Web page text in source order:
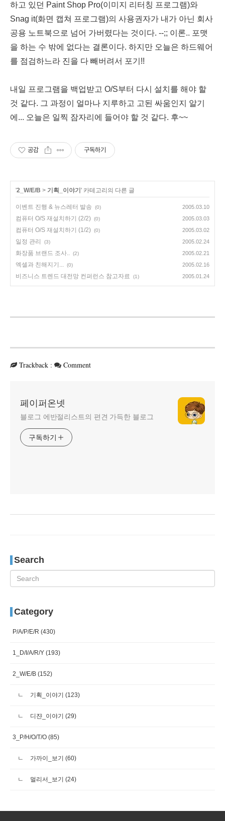
하고 있던 Paint Shop Pro(이미지 리터칭 프로그램)와
Snag it(화면 캡쳐 프로그램)의 사용권자가 내가 아닌 회사
공용 노트북으로 넘어 가버렸다는 것이다. --;; 이론.. 포맷
을 하는 수 밖에 없다는 결론이다. 하지만 오늘은 하드웨어
를 점검하느라 진을 다 빼버려서 포기!!
내일 프로그램을 백업받고 O/S부터 다시 설치를 해야 할
것 같다. 그 과정이 얼마나 지루하고 고된 싸움인지 알기
에... 오늘은 일찍 잠자리에 들어야 할 것 같다. 후~~
공감 구독하기
'2_W/E/B > 기획_이야기 ' 카테고리의 다른 글
이벤트 진행 & 뉴스레터 발송 (0) 2005.03.10
컴퓨터 O/S 재설치하기 (2/2) (0) 2005.03.03
컴퓨터 O/S 재설치하기 (1/2) (0) 2005.03.02
일정 관리 (3) 2005.02.24
화장품 브랜드 조사.. (2) 2005.02.21
엑셀과 친해지기... (0) 2005.02.16
비즈니스 트렌드 대전망 컨퍼런스 참고자료 (1) 2005.01.24
Trackback : Comment
페이퍼온넷
블로그 에반절리스트의 편견 가득한 블로그
구독하기
Search
Category
P/A/P/E/R (430)
1_D/I/A/R/Y (193)
2_W/E/B (152)
기획_이야기 (123)
디쟌_이야기 (29)
3_P/H/O/T/O (85)
가까이_보기 (60)
멀리서_보기 (24)